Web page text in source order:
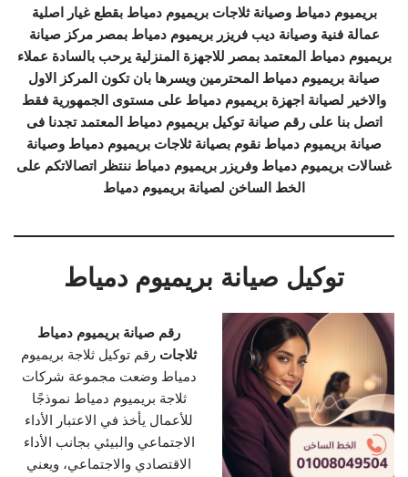
بريميوم دمياط وصيانة ثلاجات بريميوم دمياط بقطع غيار اصلية
عمالة فنية وصيانة ديب فريزر بريميوم دمياط بمصر مركز صيانة
بريميوم دمياط المعتمد بمصر للاجهزة المنزلية يرحب بالسادة عملاء
صيانة بريميوم دمياط المحترمين ويسرها بان تكون المركز الاول
والاخير لصيانة اجهزة بريميوم دمياط على مستوى الجمهورية فقط
اتصل بنا على رقم صيانة توكيل بريميوم دمياط المعتمد تجدنا فى
صيانة بريميوم دمياط نقوم بصيانة ثلاجات بريميوم دمياط وصيانة
غسالات بريميوم دمياط وفريزر بريميوم دمياط ننتظر اتصالاتكم على
الخط الساخن لصيانة بريميوم دمياط
توكيل صيانة بريميوم دمياط
رقم صيانة بريميوم دمياط
ثلاجات رقم توكيل ثلاجة بريميوم
دمياط وضعت مجموعة شركات
ثلاجة بريميوم دمياط نموذجًا
للأعمال يأخذ في الاعتبار الأداء
الاجتماعي والبيئي بجانب الأداء
الاقتصادي والاجتماعي، ويعني